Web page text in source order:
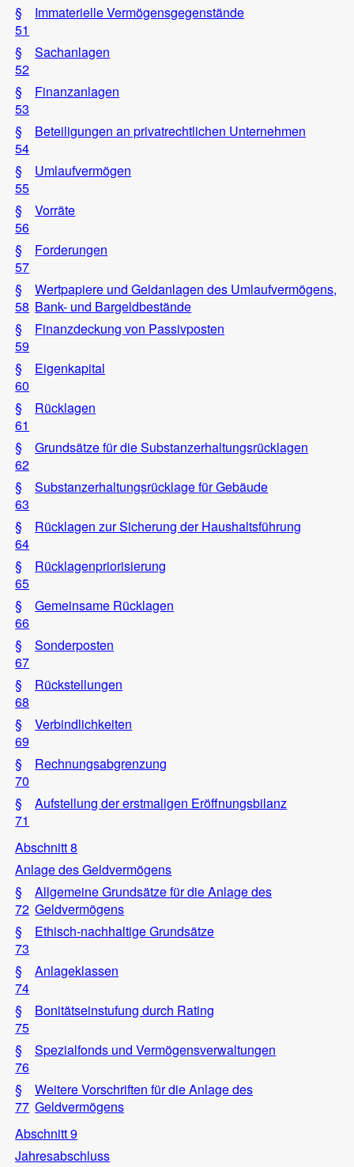
§
51
Immaterielle Vermögensgegenstände
§
52
Sachanlagen
§
53
Finanzanlagen
§
54
Beteiligungen an privatrechtlichen Unternehmen
§
55
Umlaufvermögen
§
56
Vorräte
§
57
Forderungen
§
58
Wertpapiere und Geldanlagen des Umlaufvermögens,
Bank- und Bargeldbestände
§
59
Finanzdeckung von Passivposten
§
60
Eigenkapital
§
61
Rücklagen
§
62
Grundsätze für die Substanzerhaltungsrücklagen
§
63
Substanzerhaltungsrücklage für Gebäude
§
64
Rücklagen zur Sicherung der Haushaltsführung
§
65
Rücklagenpriorisierung
§
66
Gemeinsame Rücklagen
§
67
Sonderposten
§
68
Rückstellungen
§
69
Verbindlichkeiten
§
70
Rechnungsabgrenzung
§
71
Aufstellung der erstmaligen Eröffnungsbilanz
Abschnitt 8
Anlage des Geldvermögens
§
72
Allgemeine Grundsätze für die Anlage des
Geldvermögens
§
73
Ethisch-nachhaltige Grundsätze
§
74
Anlageklassen
§
75
Bonitätseinstufung durch Rating
§
76
Spezialfonds und Vermögensverwaltungen
§
77
Weitere Vorschriften für die Anlage des
Geldvermögens
Abschnitt 9
Jahresabschluss